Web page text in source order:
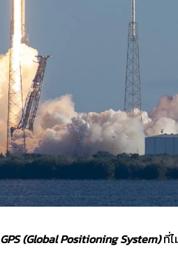
(Global Positioning System)ที่ไ